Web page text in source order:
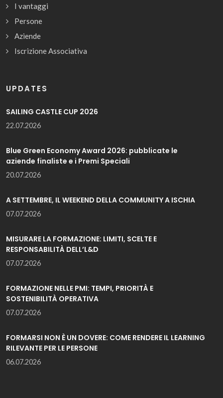
I vantaggi
Persone
Aziende
Iscrizione Associativa
UPDATES
SAILING CASTLE CUP 2026
22.07.2026
Blue Green Economy Award 2026: pubblicate le
aziende finaliste e i Premi Speciali
20.07.2026
A SETTEMBRE, IL WEEKEND DELLA COMMUNITY A ISCHIA
07.07.2026
MISURARE LA FORMAZIONE: LIMITI, SCELTE E
RESPONSABILITÀ DELL’L&D
07.07.2026
FORMAZIONE NELLE PMI: TEMPI, PRIORITÀ E
SOSTENIBILITÀ OPERATIVA
07.07.2026
FORMARSI NON È UN DOVERE: COME RENDERE IL LEARNING
RILEVANTE PER LE PERSONE
06.07.2026